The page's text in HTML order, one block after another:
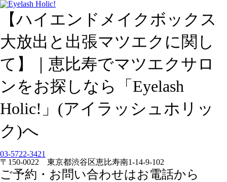
【ハイエンドメイクボックス
大放出と出張マツエクに関し
て】｜恵比寿でマツエクサロ
ンをお探しなら「Eyelash
Holic!」(アイラッシュホリッ
ク)へ
03-5722-3421
〒150-0022 東京都渋谷区恵比寿南1-14-9-102
ご予約・お問い合わせはお電話から